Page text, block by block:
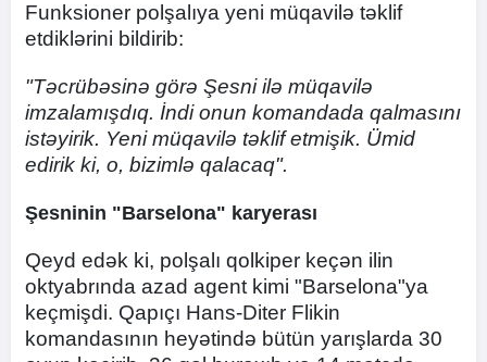
Funksioner polşalıya yeni müqavilə təklif
etdiklərini bildirib:
"Təcrübəsinə görə Şesni ilə müqavilə
imzalamışdıq. İndi onun komandada qalmasını
istəyirik. Yeni müqavilə təklif etmişik. Ümid
edirik ki, o, bizimlə qalacaq".
Şesninin "Barselona" karyerası
Qeyd edək ki, polşalı qolkiper keçən ilin
oktyabrında azad agent kimi "Barselona"ya
keçmişdi. Qapıçı Hans-Diter Flikin
komandasının heyətində bütün yarışlarda 30